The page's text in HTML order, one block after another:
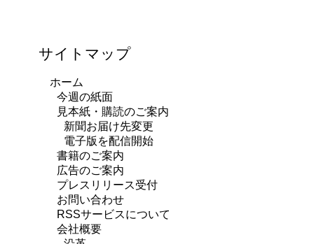
サイトマップ
ホーム
今週の紙面
見本紙・購読のご案内
新聞お届け先変更
電子版を配信開始
書籍のご案内
広告のご案内
プレスリリース受付
お問い合わせ
RSSサービスについて
会社概要